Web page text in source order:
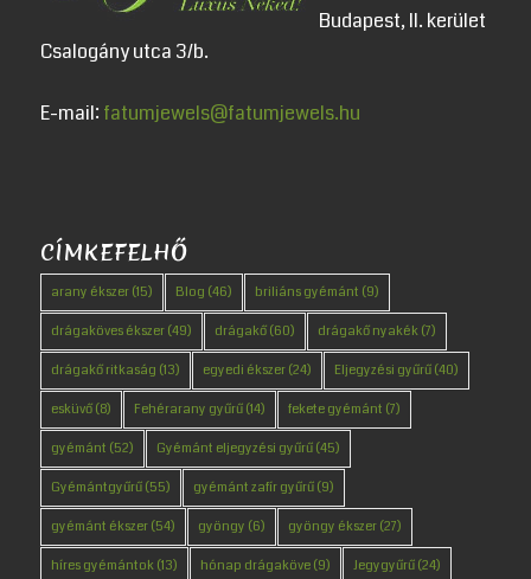
Budapest, II. kerület
Csalogány utca 3/b.
E-mail: fatumjewels@fatumjewels.hu
CÍMKEFELHŐ
arany ékszer(15) Blog (46) briliáns gyémánt (9)
drágaköves ékszer(49) drágakő(60) drágakő nyakék(7)
drágakő ritkaság (13) egyedi ékszer(24) Eljegyzési gyűrű(40)
esküvő(8) Fehérarany gyűrű(14) fekete gyémánt (7)
gyémánt (52) Gyémánt eljegyzési gyűrű(45)
Gyémántgyűrű(55) gyémánt zafír gyűrű(9)
gyémánt ékszer(54) gyöngy (6) gyöngy ékszer(27)
híres gyémántok(13) hónap drágaköve(9) Jegygyűrű(24)